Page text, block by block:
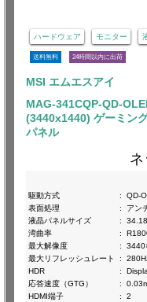
ハードウェア モニター
送料無料 24時間以内に出荷
MSI エムエスアイ
MAG-341CQP-QD-
(3440x1440) ゲーミン
パネル
ネ
駆動方式
:
QD-
表面処理
:
アン
液晶パネルサイズ
:
湾曲率
:
最大解像度
:
最大リフレッシュレート
:
HDR
:
応答速度（GTG）
:
HDMI端子
:
2